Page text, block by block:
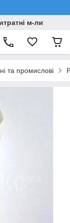
м-ли
та промислові